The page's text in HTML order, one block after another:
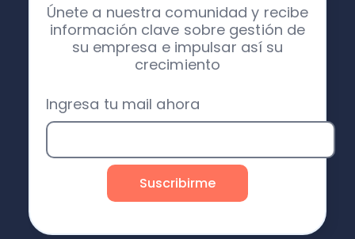
Únete a nuestra comunidad y recibe
información clave sobre gestión de
su empresa e impulsar así su
crecimiento
Ingresa tu mail ahora